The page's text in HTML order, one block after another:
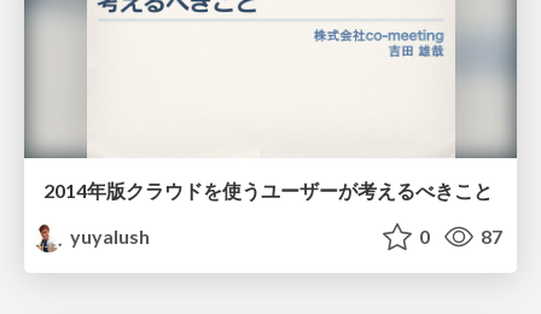
2014年版クラウドを使うユーザーが考えるべきこと
yuyalush
0 87